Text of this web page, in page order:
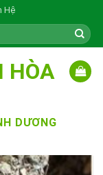
Hệ
HÒA
DƯƠNG